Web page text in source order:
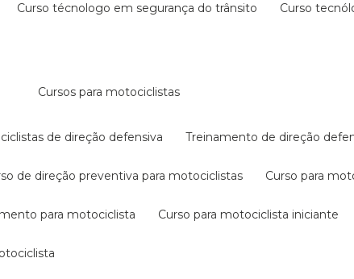
curso técnologo em segurança do trânsito curso
cursos para motociclistas
de direção defensiva treinamento de direção
de direção preventiva para motociclistas curso para
para motociclista curso para motociclista iniciante